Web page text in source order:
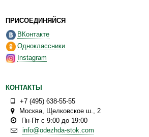
ПРИСОЕДИНЯЙСЯ
ВКонтакте
Одноклассники
Instagram
КОНТАКТЫ
+7 (495) 638-55-55
Москва Щелковское ш., 2
Пн-Пт с 9:00 до 19:00
info@odezhda-stok.com